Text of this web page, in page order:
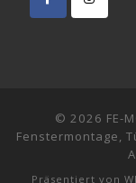
© 2026 FE-
Fenstermontage,
Präsentiert von